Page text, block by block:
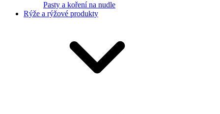
Pasty a koření na nudle
Rýže a rýžové produkty